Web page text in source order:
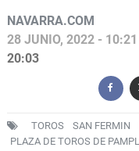
NAVARRA.COM
28 JUNIO, 2022 - 10:21
20:03
TOROS SAN FERMIN
PLAZA DE TOROS DE